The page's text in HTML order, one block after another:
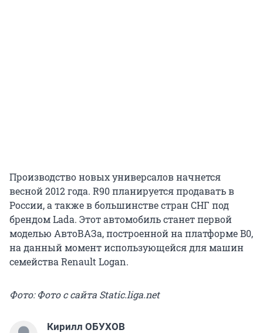
Производство новых универсалов начнется
весной 2012 года. R90 планируется продавать в
России, а также в большинстве стран СНГ под
брендом Lada. Этот автомобиль станет первой
моделью АвтоВАЗа, построенной на платформе B0,
на данный момент использующейся для машин
семейства Renault Logan.
Фото: Фото с сайта Static.liga.net
Кирилл ОБУХОВ